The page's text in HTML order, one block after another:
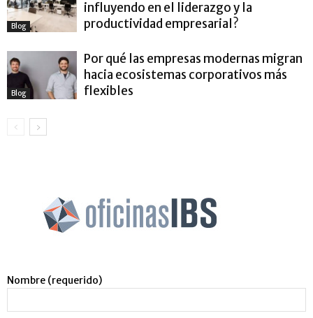
Blog
influyendo en el liderazgo y la
productividad empresarial?
Blog
Por qué las empresas modernas migran
hacia ecosistemas corporativos más
flexibles
Nombre (requerido)